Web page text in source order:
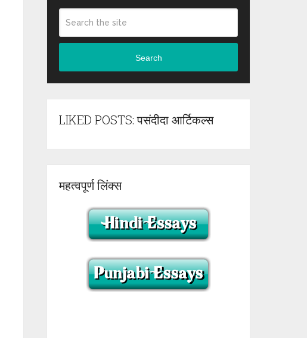
Search
LIKED POSTS: पसंदीदा आर्टिकल्स
महत्वपूर्ण लिंक्स